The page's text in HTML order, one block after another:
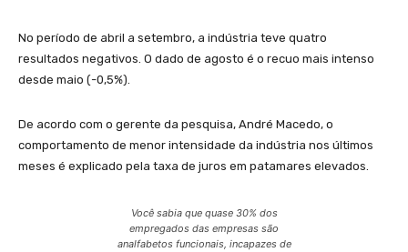
No período de abril a setembro, a indústria teve quatro
resultados negativos. O dado de agosto é o recuo mais intenso
desde maio (-0,5%).
De acordo com o gerente da pesquisa, André Macedo, o
comportamento de menor intensidade da indústria nos últimos
meses é explicado pela taxa de juros em patamares elevados.
Você sabia que quase 30% dos
empregados das empresas são
analfabetos funcionais, incapazes de